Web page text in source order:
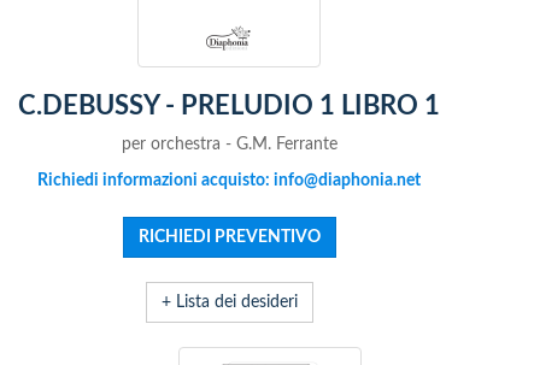
C.DEBUSSY - PRELUDIO 1 LIBRO 1
per orchestra - G.M. Ferrante
Richiedi informazioni acquisto: info@diaphonia.net
+ Lista dei desideri